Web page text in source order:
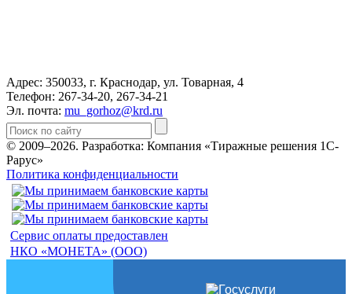
Адрес: 350033, г. Краснодар, ул. Товарная, 4
Телефон: 267-34-20, 267-34-21
Эл. почта: mu_gorhoz@krd.ru
© 2009–2026. Разработка: Компания «Тиражные решения 1С-
Рарус»
Политика конфиденциальности
Сервис оплаты предоставлен
НКО «МОНЕТА» (ООО)